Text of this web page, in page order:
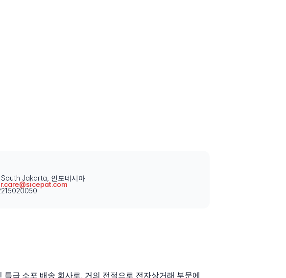
Jakarta, 인도네시아
급 소포 배송 회사로, 거의 전적으로 전자상거래 부문에